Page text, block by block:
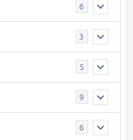
6
3
5
9
6